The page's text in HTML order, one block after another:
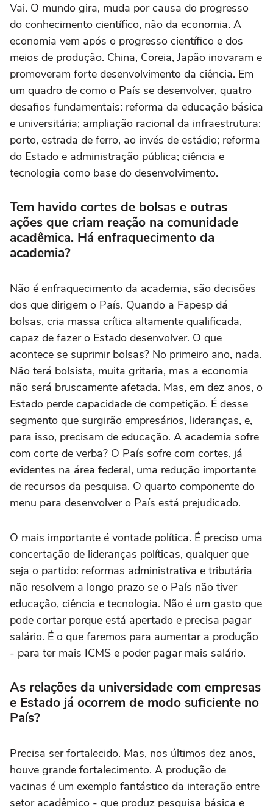
Vai. O mundo gira, muda por causa do progresso
do conhecimento científico, não da economia. A
economia vem após o progresso científico e dos
meios de produção. China, Coreia, Japão inovaram e
promoveram forte desenvolvimento da ciência. Em
um quadro de como o País se desenvolver, quatro
desafios fundamentais: reforma da educação básica
e universitária; ampliação racional da infraestrutura:
porto, estrada de ferro, ao invés de estádio; reforma
do Estado e administração pública; ciência e
tecnologia como base do desenvolvimento.
Tem havido cortes de bolsas e outras
ações que criam reação na comunidade
acadêmica. Há enfraquecimento da
academia?
Não é enfraquecimento da academia, são decisões
dos que dirigem o País. Quando a Fapesp dá
bolsas, cria massa crítica altamente qualificada,
capaz de fazer o Estado desenvolver. O que
acontece se suprimir bolsas? No primeiro ano, nada.
Não terá bolsista, muita gritaria, mas a economia
não será bruscamente afetada. Mas, em dez anos, o
Estado perde capacidade de competição. É desse
segmento que surgirão empresários, lideranças, e,
para isso, precisam de educação. A academia sofre
com corte de verba? O País sofre com cortes, já
evidentes na área federal, uma redução importante
de recursos da pesquisa. O quarto componente do
menu para desenvolver o País está prejudicado.
O mais importante é vontade política. É preciso uma
concertação de lideranças políticas, qualquer que
seja o partido: reformas administrativa e tributária
não resolvem a longo prazo se o País não tiver
educação, ciência e tecnologia. Não é um gasto que
pode cortar porque está apertado e precisa pagar
salário. É o que faremos para aumentar a produção
- para ter mais ICMS e poder pagar mais salário.
As relações da universidade com empresas
e Estado já ocorrem de modo suficiente no
País?
Precisa ser fortalecido. Mas, nos últimos dez anos,
houve grande fortalecimento. A produção de
vacinas é um exemplo fantástico da interação entre
setor acadêmico - que produz pesquisa básica e